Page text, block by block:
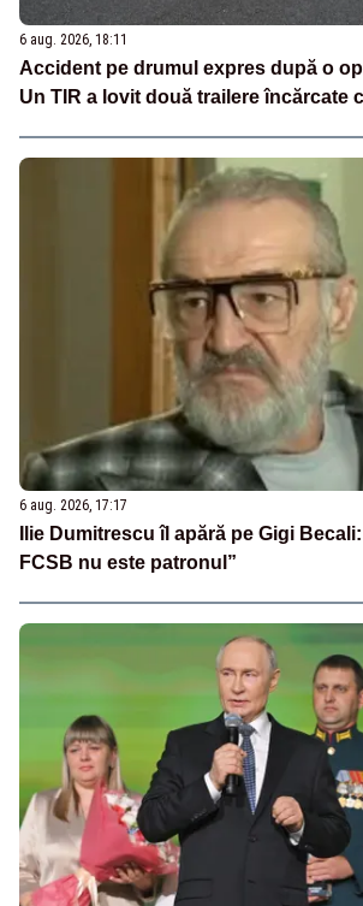
6 aug. 2026, 18:11
Accident pe drumul expres după o
Un TIR a lovit două trailere încărcate
6 aug. 2026, 17:17
Ilie Dumitrescu îl apără pe Gigi
FCSB nu este patronul”